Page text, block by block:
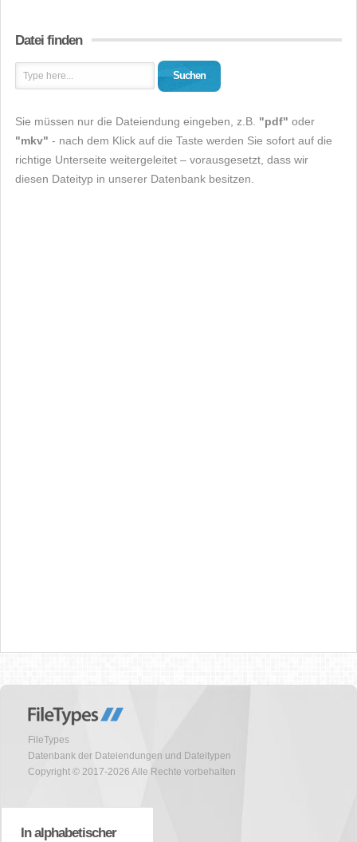
Datei finden
Suchen
Sie müssen nur die Dateiendung eingeben, z.B. "pdf" oder
"mkv" - nach dem Klick auf die Taste werden Sie sofort auf die
richtige Unterseite weitergeleitet – vorausgesetzt, dass wir
diesen Dateityp in unserer Datenbank besitzen.
FileTypes
Datenbank der Dateiendungen und Dateitypen
Copyright © 2017-2026 Alle Rechte vorbehalten
In alphabetischer